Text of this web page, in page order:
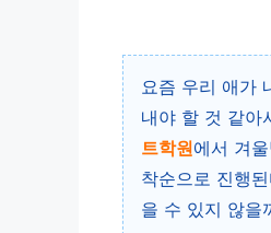
요즘 우리 애가
내야 할 것 같아
트학원에서 겨
착순으로 진행
을 수 있지 않을